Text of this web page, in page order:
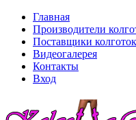
Главная
Производители
Поставщики колготок
Видеогалерея
Контакты
Вход